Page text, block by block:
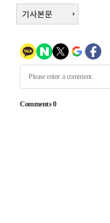
태-19311초 전 >
-14275초 전 >이란, 호르무즈
발효
-11141초 전 >[속보]트럼프, 美
-8841초 전 >[속보] 뉴욕증시,
-30039초 전 > [속보]'채상병
-26505초 전 >
"미 전국적 살
[속보]경찰·노
[속보]합수본, '
기사본문